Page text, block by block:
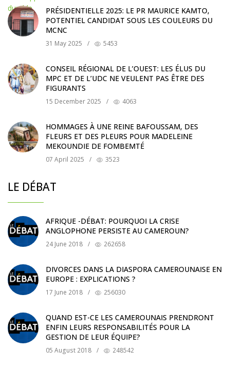
PRÉSIDENTIELLE 2025: LE PR MAURICE KAMTO,
POTENTIEL CANDIDAT SOUS LES COULEURS DU
MCNC
31 May 2025 / 5453
CONSEIL RÉGIONAL DE L’OUEST: LES ÉLUS DU
MPC ET DE L’UDC NE VEULENT PAS ÊTRE DES
FIGURANTS
15 December 2025 / 4063
HOMMAGES À UNE REINE BAFOUSSAM, DES
FLEURS ET DES PLEURS POUR MADELEINE
MEKOUNDIE DE FOMBEMTÉ
07 April 2025 / 3523
LE DÉBAT
AFRIQUE -DÉBAT: POURQUOI LA CRISE
ANGLOPHONE PERSISTE AU CAMEROUN?
24 June 2018 / 262658
DIVORCES DANS LA DIASPORA CAMEROUNAISE EN
EUROPE : EXPLICATIONS ?
17 June 2018 / 256030
QUAND EST-CE LES CAMEROUNAIS PRENDRONT
ENFIN LEURS RESPONSABILITÉS POUR LA
GESTION DE LEUR ÉQUIPE?
05 August 2018 / 248542